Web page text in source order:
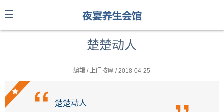
楚楚动人
编辑 / 上门按摩 / 2018-04-25
楚楚动人